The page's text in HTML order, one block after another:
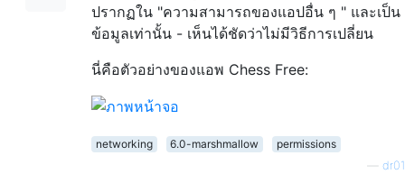
ปรากฏใน "ความสามารถของแอปอื่น ๆ " และเป็น
ข้อมูลเท่านั้น - เห็นได้ชัดว่าไม่มีวิธีการเปลี่ยน
นี่คือตัวอย่างของแอพ Chess Free:
networking 6.0-marshmallow
permissions
dr01